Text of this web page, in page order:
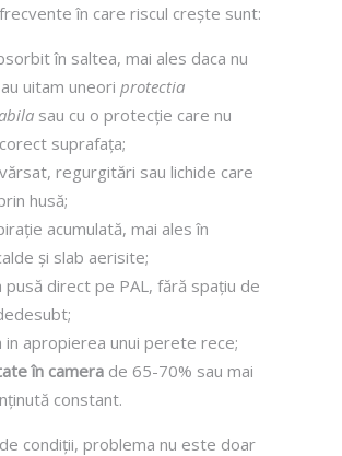
în care riscul crește sunt:
în saltea, mai ales daca nu
uitam uneori protectia
sau cu o protecție care nu
suprafața;
regurgitări sau lichide care
husă;
acumulată, mai ales în
și slab aerisite;
pusă direct pe PAL, fără spațiu de
in apropierea unui perete rece;
în camera de 65-70% sau mai
constant.
condiții, problema nu este doar